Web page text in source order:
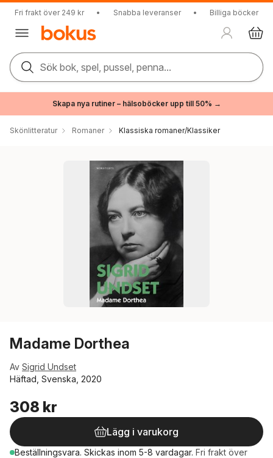
Fri frakt över 249 kr • Snabba leveranser • Billiga böcker
Sök bok, spel, pussel, penna...
Skapa nya rutiner – hälsoböcker upp till 50% →
Skönlitteratur Romaner Klassiska romaner/Klassiker
Madame Dorthea
Av Sigrid Undset
Häftad, Svenska, 2020
308 kr
Lägg i varukorg
Beställningsvara. Skickas inom 5-8 vardagar. Fri frakt över